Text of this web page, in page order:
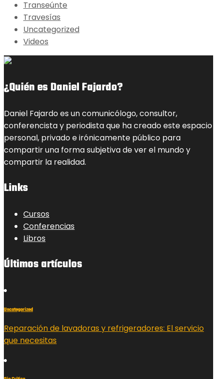
Transeúnte
Travesías
Uncategorized
Videos
¿Quién es Daniel Fajardo?
Daniel Fajardo es un comunicólogo, consultor,
conferencista y periodista que ha creado este espacio
personal, privado e irónicamente público para
compartir una forma subjetiva de ver el mundo y
compartir la realidad.
Links
Cursos
Conferencias
Libros
Últimos artículos
Uncategorized
Reparación de lavadoras y refrigeradores: El servicio
que necesitas